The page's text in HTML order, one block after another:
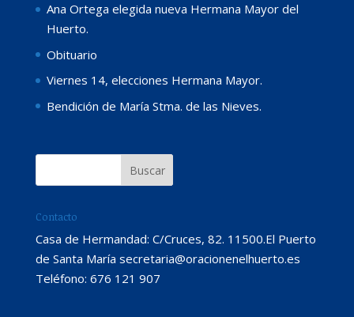
Ana Ortega elegida nueva Hermana Mayor del
Huerto.
Obituario
Viernes 14, elecciones Hermana Mayor.
Bendición de María Stma. de las Nieves.
Contacto
Casa de Hermandad: C/Cruces, 82. 11500.El Puerto
de Santa María secretaria@oracionenelhuerto.es
Teléfono: 676 121 907